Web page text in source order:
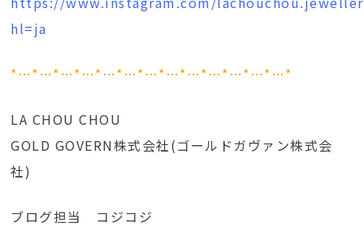
hl=ja
*…*…*…*…*…*…*…*…*…*…*…*…*…*
LA CHOU CHOU
GOLD GOVERN株式会社(ゴールドガヴァン株式会
社)
ブログ担当 コジコジ